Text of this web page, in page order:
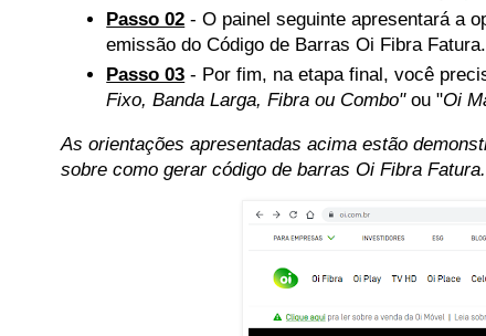
Passo 02 - O painel seguinte apresentará a
emissão do Código de Barras Oi Fibra Fatura.
Passo 03 - Por fim, na etapa final, você
Fixo, Banda Larga, Fibra ou Combo"ou "Oi
As orientações apresentadas acima estão
sobre como gerar código de barras Oi Fibra Fatura.